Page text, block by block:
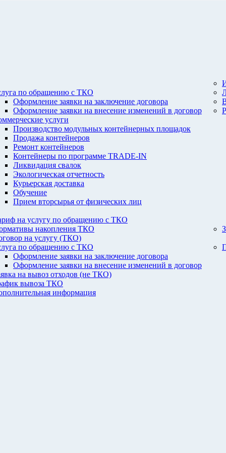
по обращению с ТКО
Оформление заявки на заключение договора
Оформление заявки на внесение изменений в договор
услуги
Производство модульных контейнерных площадок
Продажа контейнеров
Ремонт контейнеров
Контейнеры по программе TRADE-IN
Ликвидация свалок
Экологическая отчетность
Курьерская доставка
Обучение
Прием вторсырья от физических лиц
на услугу по обращению с ТКО
накопления ТКО
на услугу (ТКО)
по обращению с ТКО
Оформление заявки на заключение договора
Оформление заявки на внесение изменений в договор
на вывоз отходов (не ТКО)
вывоза ТКО
информация